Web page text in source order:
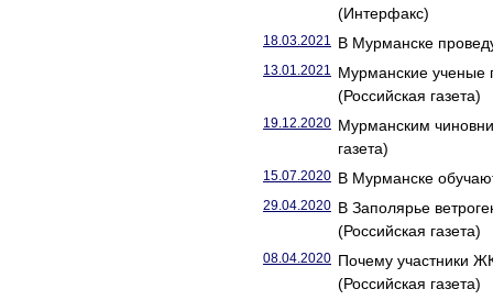
(Интерфакс)
18.03.2021 В Мурманске
13.01.2021 Мурманские ученые
(Российская газета)
19.12.2020 Мурманским
газета)
15.07.2020 В Мурманске
29.04.2020 В Заполярье
(Российская газета)
08.04.2020 Почему участники
(Российская газета)